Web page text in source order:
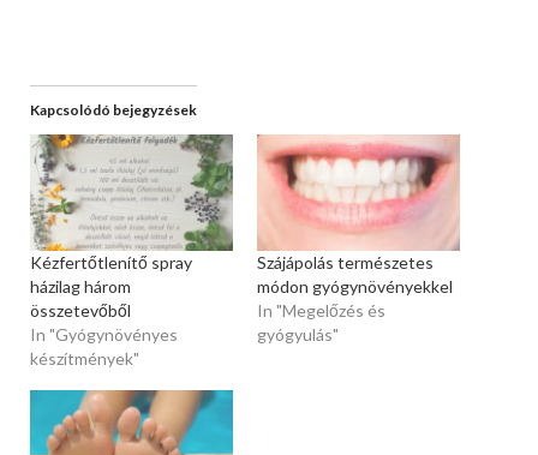
Kapcsolódó bejegyzések
Kézfertőtlenítő spray
házilag három
összetevőből
In "Gyógynövényes
készítmények"
Szájápolás természetes
módon gyógynövényekkel
In "Megelőzés és
gyógyulás"